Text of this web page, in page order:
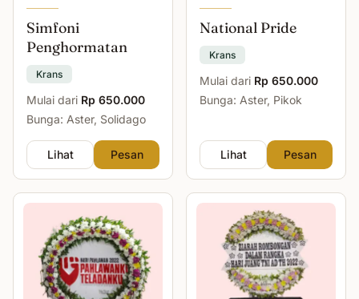
Simfoni
Penghormatan
Krans
Mulai dari Rp 650.000
Bunga: Aster, Solidago
Lihat Pesan
National Pride
Krans
Mulai dari Rp 650.000
Bunga: Aster, Pikok
Lihat Pesan